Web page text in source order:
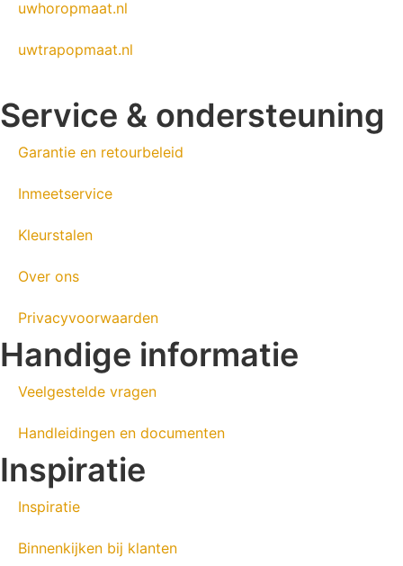
uwhoropmaat.nl
uwtrapopmaat.nl
Service & ondersteuning
Garantie en retourbeleid
Inmeetservice
Kleurstalen
Over ons
Privacyvoorwaarden
Handige informatie
Veelgestelde vragen
Handleidingen en documenten
Inspiratie
Inspiratie
Binnenkijken bij klanten